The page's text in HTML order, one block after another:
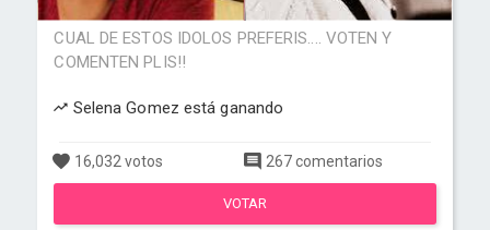
CUAL DE ESTOS IDOLOS PREFERIS.... VOTEN Y
COMENTEN PLIS!!
Selena Gomez está ganando
16,032 votos 267 comentarios
VOTAR